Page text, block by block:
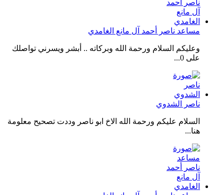
مساعد ناصر أحمد آل مانع الغامدي
وعليكم السلام ورحمة الله وبركاته .. أبشر ويسرني تواصلك
على 0...
ناصر الشدوي
السلام عليكم ورحمة الله الاخ ابو ناصر وددت تصحيح معلومة
هنا...